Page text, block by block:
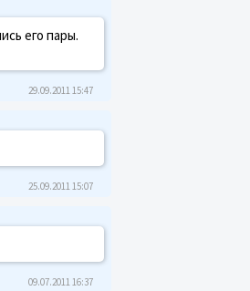
его пары.
29.09.2011 15:47
25.09.2011 15:07
09.07.2011 16:37